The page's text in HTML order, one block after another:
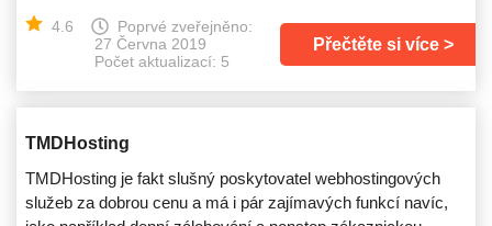
4.6
Poprvé zveřejněno:
27 Června 2019
Počet aktualizací: 5
Přečtěte si více
TMDHosting
TMDHosting je fakt slušný poskytovatel webhostingových
služeb za dobrou cenu a má i pár zajímavých funkcí navíc,